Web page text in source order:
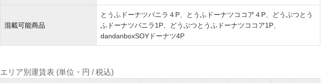
混載可能商品
とうふドーナツバニラ４P とうふドーナツココア４P
どうぶつとう
ふドーナツバニラ1P
どうぶつとうふドーナツココア1P
dandanboxSOYドーナツ4P
エリア別運賃表 (単位・円 / 税込)